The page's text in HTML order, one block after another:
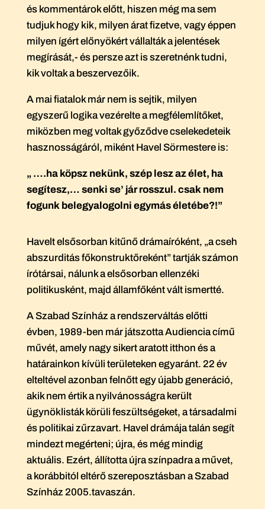
és kommentárok előtt, hiszen még ma sem
tudjuk hogy kik, milyen árat fizetve, vagy éppen
milyen ígért előnyökért vállalták a jelentések
megírását,- és persze azt is szeretnénk tudni,
kik voltak a beszervezőik.
A mai fiatalok már nem is sejtik, milyen
egyszerű logika vezérelte a megfélemlítőket,
miközben meg voltak győződve cselekedeteik
hasznosságáról, miként Havel Sörmestere is:
„ ….ha köpsz nekünk, szép lesz az élet, ha
segítesz,… senki se’ jár rosszul. csak nem
fogunk belegyalogolni egymás életébe?!”
Havelt elsősorban kitűnő drámaíróként, „a cseh
abszurditás főkonstruktőreként” tartják számon
írótársai, nálunk a elsősorban ellenzéki
politikusként, majd államfőként vált ismertté.
A Szabad Színház a rendszerváltás előtti
évben, 1989-ben már játszotta Audiencia című
művét, amely nagy sikert aratott itthon és a
határainkon kívüli területeken egyaránt. 22 év
elteltével azonban felnőtt egy újabb generáció,
akik nem értik a nyilvánosságra került
ügynöklisták körüli feszültségeket, a társadalmi
és politikai zűrzavart. Havel drámája talán segít
mindezt megérteni; újra, és még mindig
aktuális. Ezért, állította újra színpadra a művet,
a korábbitól eltérő szereposztásban a Szabad
Színház 2005.tavaszán.